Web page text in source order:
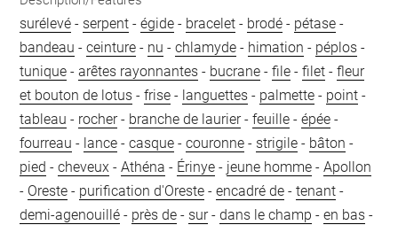
surélevé - serpent -égide - bracelet - brodé - pétase -
bandeau -ceinture - nu -chlamyde - himation - péplos -
tunique -arêtes rayonnantes - bucrane -file -filet -fleur
et bouton de lotus -frise - languettes - palmette - point -
tableau - rocher- branche de laurier-feuille -épée -
fourreau - lance -casque -couronne - strigile - bâton -
pied -cheveux -Athéna - Érinye - jeune homme -Apollon
- Oreste - purification d'Oreste -encadré de -tenant -
demi-agenouillé - près de - sur-dans le champ -en bas -